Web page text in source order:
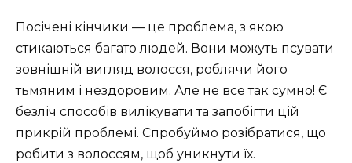
Посічені кінчики — це проблема, з якою
стикаються багато людей. Вони можуть псувати
зовнішній вигляд волосся, роблячи його
тьмяним і нездоровим. Але не все так сумно! Є
безліч способів вилікувати та запобігти цій
прикрій проблемі. Спробуймо розібратися, що
робити з волоссям, щоб уникнути їх.